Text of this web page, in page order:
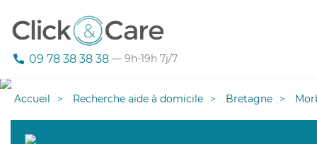
09 78 38 38 38 — 9h-19h 7j/7
Accueil Recherche aide à domicile Bretagne